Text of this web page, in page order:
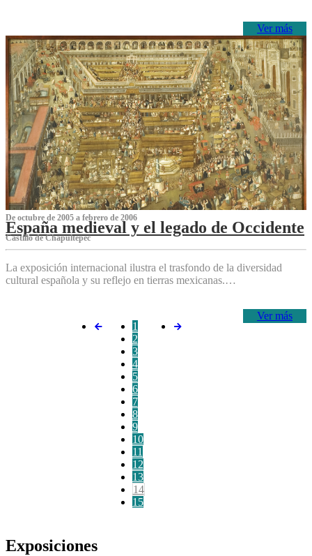
Ver más
De octubre de 2005 a febrero de 2006
España medieval y el legado de Occidente
Castillo de Chapultepec
La exposición internacional ilustra el trasfondo de la diversidad
cultural española y su reflejo en tierras mexicanas.…
Ver más
1
2
3
4
5
6
7
8
9
10
11
12
13
14
15
Exposiciones